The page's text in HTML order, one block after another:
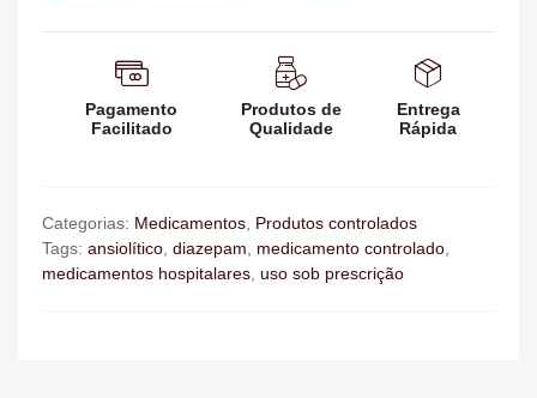
Pagamento
Facilitado
Produtos de
Qualidade
Entrega
Rápida
Categorias: Medicamentos, Produtos controlados
Tags: ansiolítico, diazepam, medicamento controlado,
medicamentos hospitalares, uso sob prescrição